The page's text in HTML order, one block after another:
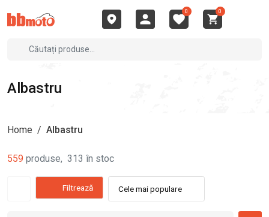
0 0
Albastru
Home / Albastru
559 produse, 313 în stoc
Filtrează Cele mai populare